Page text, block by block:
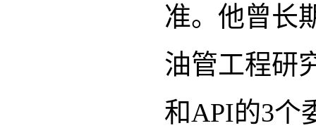
准。他曾长
油管工程研
和API的3个